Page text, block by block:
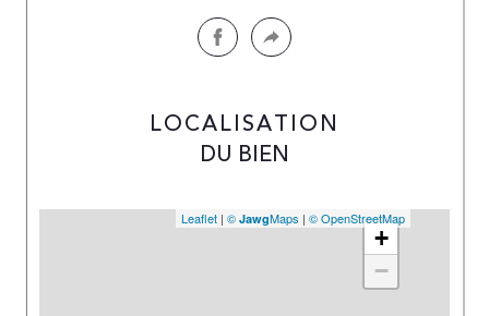
LOCALISATION
DU BIEN
+
−
Leaflet | © JawgMaps | © OpenStreetMap